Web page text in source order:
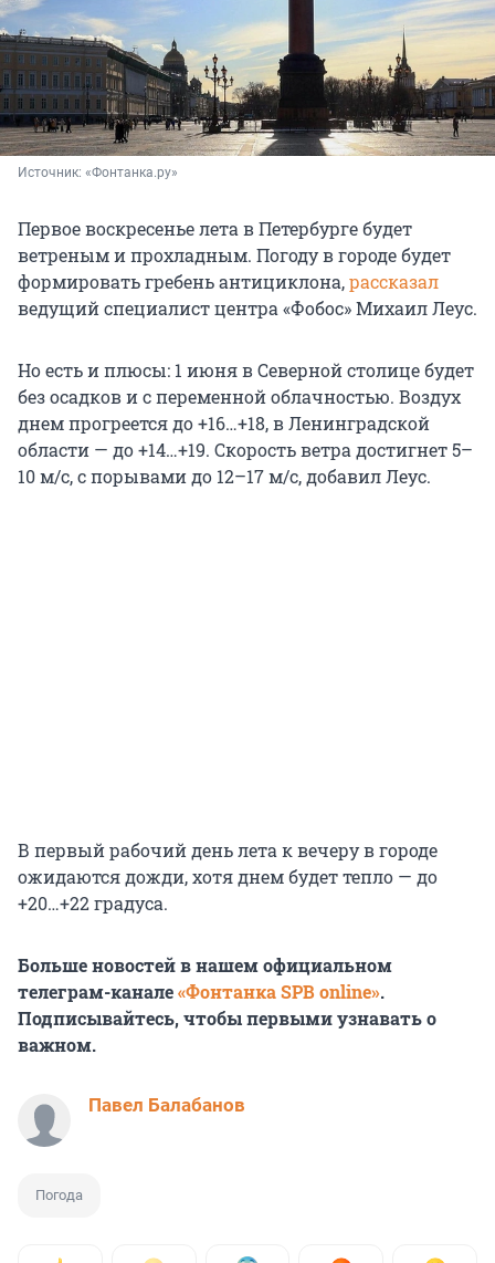
Источник: «Фонтанка.ру»
Первое воскресенье лета в Петербурге будет
ветреным и прохладным. Погоду в городе будет
формировать гребень антициклона,рассказал
ведущий специалист центра «Фобос» Михаил Леус.
Но есть и плюсы: 1 июня в Северной столице будет
без осадков и с переменной облачностью. Воздух
днем прогреется до +16…+18, в Ленинградской
области — до+14…+19. Скорость ветра достигнет 5–
10 м/с, с порывами до 12–17 м/с, добавил Леус.
В первый рабочий день лета к вечеру в городе
ожидаются дожди, хотя днем будет тепло — до
+20…+22 градуса.
Больше новостей в нашем официальном
телеграм-канале«Фонтанка SPB online».
Подписывайтесь, чтобы первыми узнавать о
важном.
Павел Балабанов
Погода